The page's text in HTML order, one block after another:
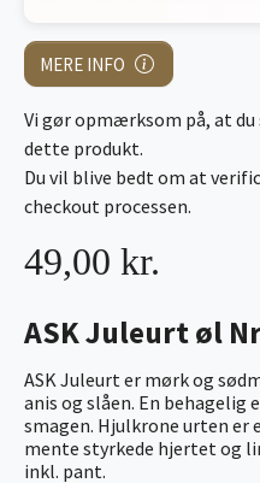
MERE INFO
ASK Juleurt øl
ASK Juleurt er mørk og
anis og slåen. En
smagen. Hjulkrone urten
mente styrkede hjertet og
inkl. pant.
49,00 kr.
Vi gør opmærksom på, at
dette produkt.
Du vil blive bedt om at
checkout processen.